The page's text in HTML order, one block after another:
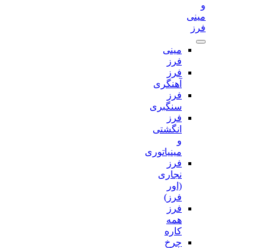
مینی
فرز
آهنگری
فرز
سنگبری
فرز
انگشتی
مینیاتوری
فرز
نجاری
فرز
چرخ